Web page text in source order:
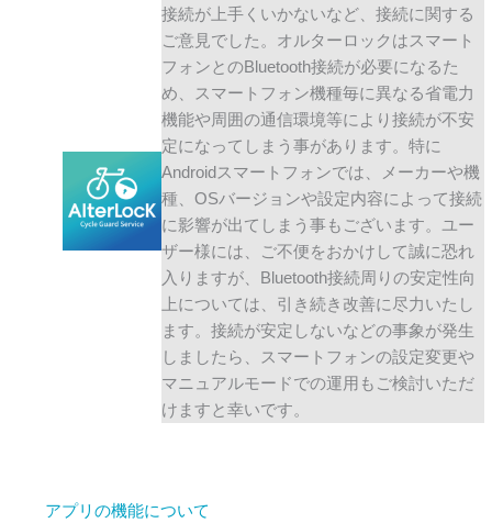
接続が上手くいかないなど、接続に関する
ご意見でした。オルターロックはスマート
フォンとのBluetooth接続が必要になるた
め、スマートフォン機種毎に異なる省電力
機能や周囲の通信環境等により接続が不安
定になってしまう事があります。特に
Androidスマートフォンでは、メーカーや機
種、OSバージョンや設定内容によって接続
に影響が出てしまう事もございます。ユー
ザー様には、ご不便をおかけして誠に恐れ
入りますが、Bluetooth接続周りの安定性向
上については、引き続き改善に尽力いたし
ます。接続が安定しないなどの事象が発生
しましたら、スマートフォンの設定変更や
マニュアルモードでの運用もご検討いただ
けますと幸いです。
アプリの機能について